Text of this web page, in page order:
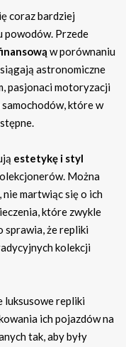
coraz bardziej
powodów. Przede
w porównaniu
astronomiczne
pasjonaci motoryzacji
samochodów, które w
estetykę i styl
Można
nie martwiąc się o ich
które zwykle
sprawia, że repliki
kolekcji
luksusowe repliki
ich pojazdów na
tak, aby były